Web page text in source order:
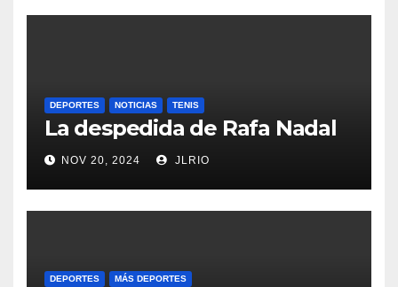
DEPORTES NOTICIAS TENIS
La despedida de Rafa Nadal
NOV 20, 2024 JLRIO
DEPORTES MÁS DEPORTES